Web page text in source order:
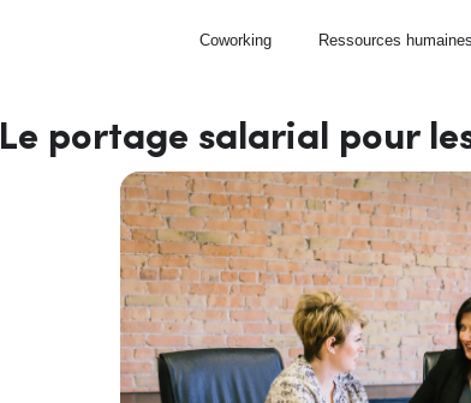
Coworking Ressources humaines
Le portage salarial pour